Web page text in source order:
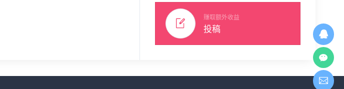
记
赚取额外收益
投稿